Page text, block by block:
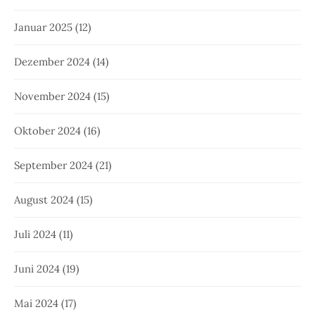
Januar 2025 (12)
Dezember 2024 (14)
November 2024 (15)
Oktober 2024 (16)
September 2024 (21)
August 2024 (15)
Juli 2024 (11)
Juni 2024 (19)
Mai 2024 (17)